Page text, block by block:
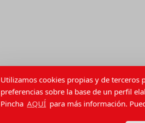
Utilizamos cookies propias y de
preferencias sobre la base de un perfil
Pincha AQUÍ para más información.